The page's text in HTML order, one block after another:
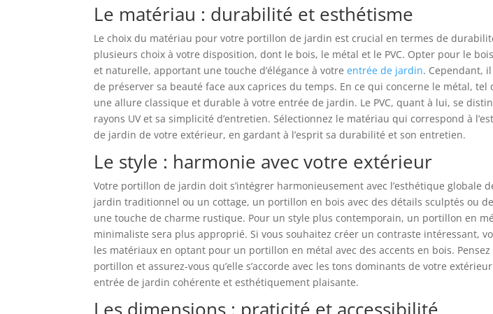
Le matériau : durabilité et esthétisme
Le choix du matériau pour votre portillon de jardin est crucial en termes de
plusieurs choix à votre disposition, dont le bois, le métal et le PVC. Opter pour le
et naturelle, apportant une touche d’élégance à votreentrée de jardin. Cependant,
de préserver sa beauté face aux caprices du temps. En ce qui concerne le métal,
une allure classique et durable à votre entrée de jardin. Le PVC, quant à lui, se
rayons UV et sa simplicité d’entretien. Sélectionnez le matériau qui correspond à
de jardin de votre extérieur, en gardant à l’esprit sa durabilité et son entretien.
Le style : harmonie avec votre extérieur
Votre portillon de jardin doit s’intégrer harmonieusement avec l’esthétique globale
jardin traditionnel ou un cottage, un portillon en bois avec des détails sculptés ou
une touche de charme rustique. Pour un style plus contemporain, un portillon en
minimaliste sera plus approprié. Si vous souhaitez créer un contraste intéressant,
les matériaux en optant pour un portillon en métal avec des accents en bois.
portillon et assurez-vous qu’elle s’accorde avec les tons dominants de votre
entrée de jardin cohérente et esthétiquement plaisante.
Les dimensions : praticité et accessibilité